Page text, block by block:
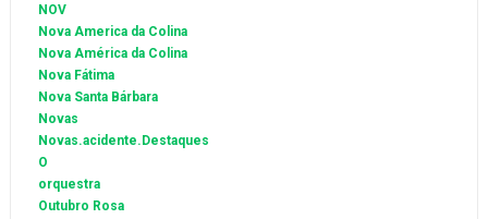
NOV
Nova America da Colina
Nova América da Colina
Nova Fátima
Nova Santa Bárbara
Novas
Novas.acidente.Destaques
O
orquestra
Outubro Rosa